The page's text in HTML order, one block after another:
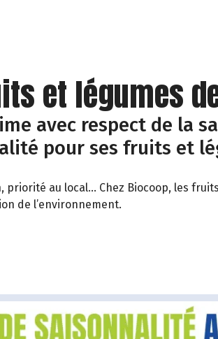
et légumes
avec respect de la
pour ses fruits et
au local… Chez Biocoop, les
de l’environnement.